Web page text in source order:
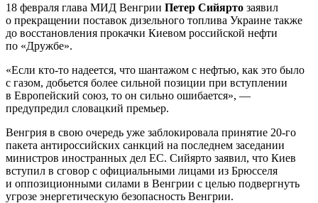
18 февраля глава МИД Венгрии Петер Сийярто заявил
о прекращении поставок дизельного топлива Украине также
до восстановления прокачки Киевом российской нефти
по «Дружбе».
«Если кто-то надеется, что шантажом с нефтью, как это было
с газом, добьется более сильной позиции при вступлении
в Европейский союз, то он сильно ошибается», —
предупредил словацкий премьер.
Венгрия в свою очередь уже заблокировала принятие 20-го
пакета антироссийских санкций на последнем заседании
министров иностранных дел ЕС. Сийярто заявил, что Киев
вступил в сговор с официальными лицами из Брюсселя
и оппозиционными силами в Венгрии с целью подвергнуть
угрозе энергетическую безопасность Венгрии.